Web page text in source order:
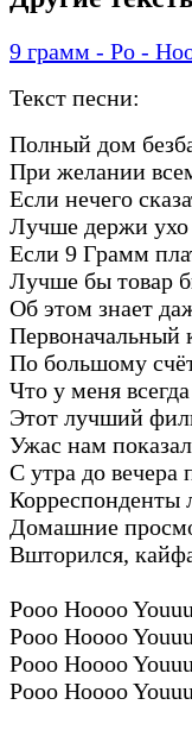
9 грамм - Po -
Текст песни:
Полный дом
При желании
Если нечего
Лучше держи ухо
Если 9 Грамм
Лучше бы товар
Об этом знает
Первоначальный
По большому
Что у меня
Этот лучший
Ужас нам
С утра до вечера
Корреспонденты
Домашние
Вшторился,
Pooo Hoooo
Pooo Hoooo
Pooo Hoooo
Pooo Hoooo